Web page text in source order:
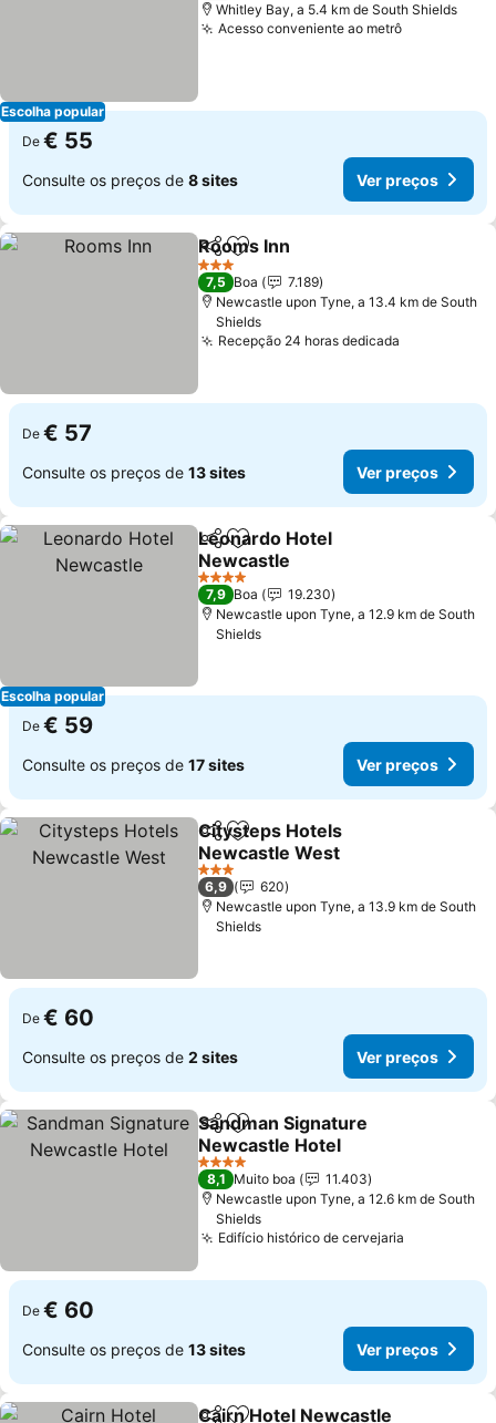
Escolha popular
Whitley Bay, a 5.4 km de South Shields
Acesso conveniente ao metrôVer preços
De € 55
Consulte os preços de 8 sites Ver preços
PartilharAdicionar aos favoritos
Rooms Inn
3 Estrelas
7,5 Boa
7.189
Newcastle upon Tyne, a 13.4 km de South
Shields
Recepção 24 horas dedicada
De € 57
Consulte os preços de 13 sites Ver preços
Escolha popular
PartilharAdicionar aos favoritos
Leonardo Hotel
Newcastle
Ver preços
4 Estrelas
7,9 Boa
19.230
Newcastle upon Tyne, a 12.9 km de South
Shields
De € 59
Consulte os preços de 17 sites Ver preços
PartilharAdicionar aos favoritos
Citysteps Hotels
Newcastle West
Ver preços
3 Estrelas
6,9
620
Newcastle upon Tyne, a 13.9 km de South
Shields
De € 60
Consulte os preços de 2 sites Ver preços
PartilharAdicionar aos favoritos
Sandman Signature
Newcastle Hotel
Ver preços
4 Estrelas
8,1 Muito boa
11.403
Newcastle upon Tyne, a 12.6 km de South
Shields
Edifício histórico de cervejaria
De € 60
Consulte os preços de 13 sites Ver preços
Cairn Hotel Newcastle